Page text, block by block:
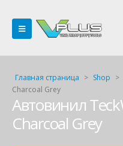
Главная страница > Shop >
Charcoal Grey
Автовинил
Charcoal Grey